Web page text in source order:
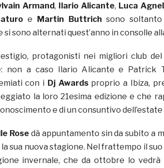
Armand, Ilario Alicante, Luca
e Martin Buttrich sono
si sono alternati quest’anno in consolle
protagonisti nei migliori club del
non a caso Ilario Alicante e Patrick
con i Dj Awards proprio a Ibiza,
la loro 21esima edizione e che
e di un consuntivo dell’estate
Rose dà appuntamento sin da subito a
sua nuova stagione. Nel frattempo il
invernale, che da ottobre lo vedrà